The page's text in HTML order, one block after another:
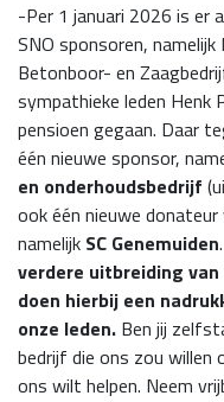
-Per 1 januari 2026 is er
SNO sponsoren,
Betonboor- en
sympathieke leden
pensioen gegaan. Daar
één nieuwe sponsor,
en onderhoudsbedrijf
ook één nieuwe
namelijk SC Genemuiden.
verdere uitbreiding
doen hierbij een
onze leden. Ben jij
bedrijf die ons zou willen
ons wilt helpen. Neem